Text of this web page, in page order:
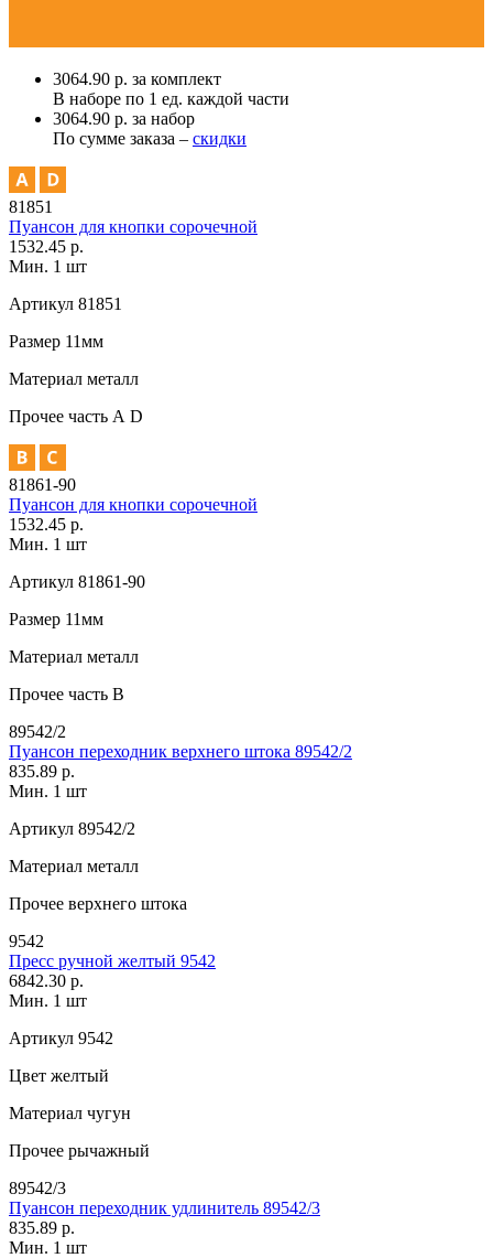
3064.90 р. за комплект
В наборе по 1 ед. каждой части
3064.90 р. за набор
По сумме заказа – скидки
81851
Пуансон для кнопки сорочечной
1532.45 р.
Мин. 1 шт
Артикул 81851
Размер 11мм
Материал металл
Прочее часть А D
81861-90
Пуансон для кнопки сорочечной
1532.45 р.
Мин. 1 шт
Артикул 81861-90
Размер 11мм
Материал металл
Прочее часть В
89542/2
Пуансон переходник верхнего штока 89542/2
835.89 р.
Мин. 1 шт
Артикул 89542/2
Материал металл
Прочее верхнего штока
9542
Пресс ручной желтый 9542
6842.30 р.
Мин. 1 шт
Артикул 9542
Цвет желтый
Материал чугун
Прочее рычажный
89542/3
Пуансон переходник удлинитель 89542/3
835.89 р.
Мин. 1 шт